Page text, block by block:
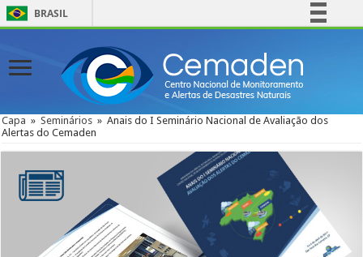
BRASIL
Comunica BR
Participe
Acesso à informação
Canais
Capa » Seminários » Anais do I Seminário Nacional de Avaliação dos
Alertas do Cemaden